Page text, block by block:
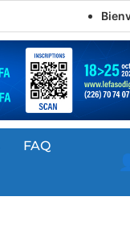
Bienvenue
FAQ